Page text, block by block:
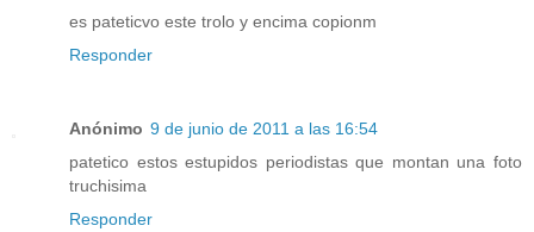
es pateticvo este trolo y encima copionm
Responder
Anónimo 9 de junio de 2011 a las 16:54
patetico estos estupidos periodistas que montan una foto
truchisima
Responder